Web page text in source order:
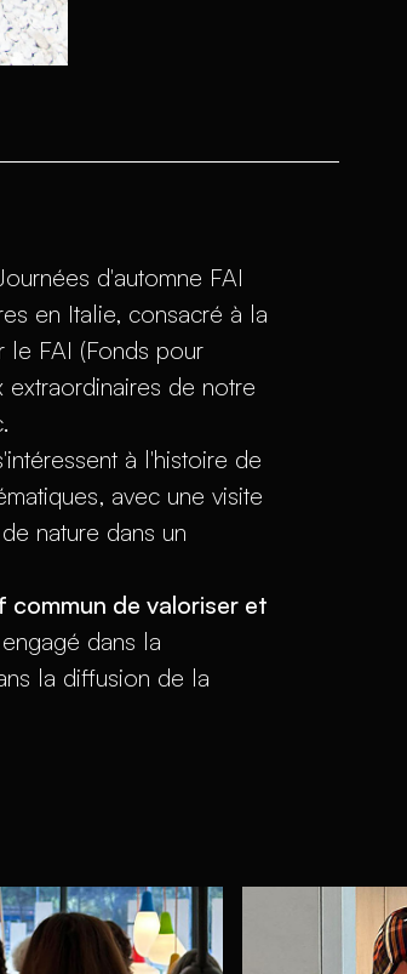
d'automne FAI
en Italie, consacré à la
le FAI (Fonds pour
de notre
à l'histoire de
avec une visite
nature dans un
de valoriser et
dans la
la diffusion de la